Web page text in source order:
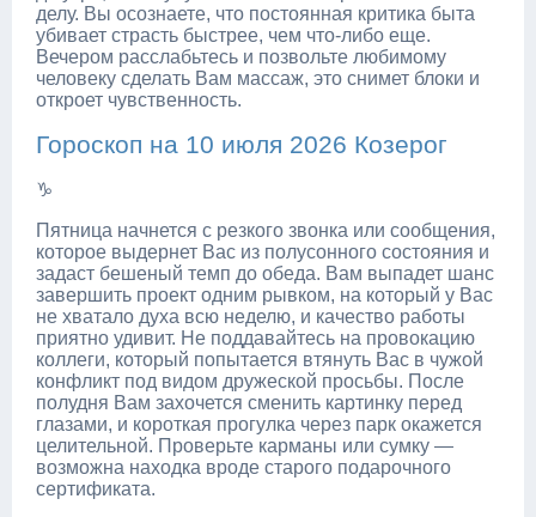
делу. Вы осознаете, что постоянная критика быта
убивает страсть быстрее, чем что-либо еще.
Вечером расслабьтесь и позвольте любимому
человеку сделать Вам массаж, это снимет блоки и
откроет чувственность.
Гороскоп на 10 июля 2026 Козерог
♑
Пятница начнется с резкого звонка или сообщения,
которое выдернет Вас из полусонного состояния и
задаст бешеный темп до обеда. Вам выпадет шанс
завершить проект одним рывком, на который у Вас
не хватало духа всю неделю, и качество работы
приятно удивит. Не поддавайтесь на провокацию
коллеги, который попытается втянуть Вас в чужой
конфликт под видом дружеской просьбы. После
полудня Вам захочется сменить картинку перед
глазами, и короткая прогулка через парк окажется
целительной. Проверьте карманы или сумку —
возможна находка вроде старого подарочного
сертификата.